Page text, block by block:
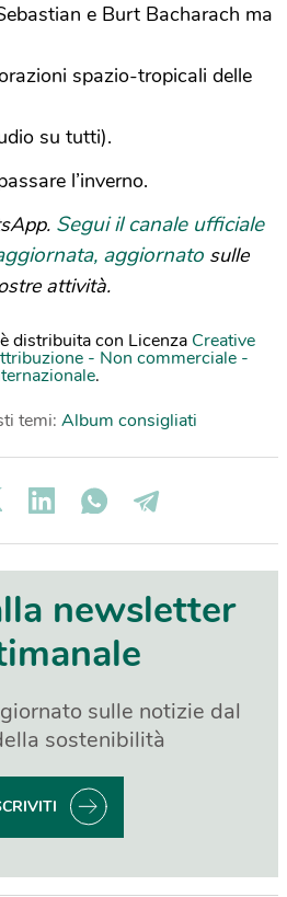
e Burt Bacharach ma
spazio-tropicali delle
su tutti).
l’inverno.
Segui il canale ufficiale
aggiornato sulle
attività.
distribuita con Licenza Creative
- Non commerciale -
.
temi: Album consigliati
newsletter
sulle notizie dal
sostenibilità